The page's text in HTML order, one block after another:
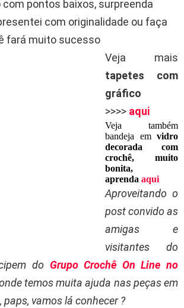
pontos baixos, surpreenda
com originalidade ou faça
fará muito sucesso
Veja mais
tapetes com
gráfico
>>>> aqui
Veja também
bandeja em vidro
decorada com
crochê, muito
bonita,
aprenda aqui
Aproveitando o
post convido as
amigas e
visitantes do
do Grupo Crochê On Line no
temos muita ajuda nas peças em
paps, vamos lá conhecer ?